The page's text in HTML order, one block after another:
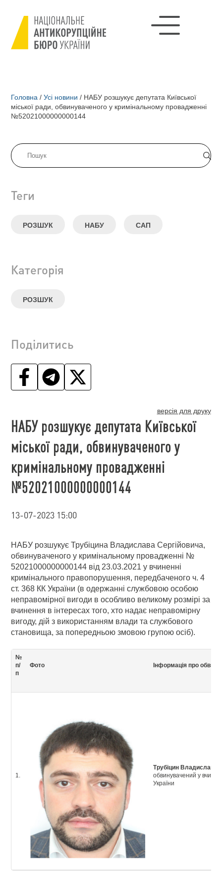
Головна / Усі новини / НАБУ розшукує депутата Київської
міської ради, обвинуваченого у кримінальному провадженні
№52021000000000144
Теги
РОЗШУК НАБУ САП
Категорія
РОЗШУК
Поділитись
версія для друку
НАБУ розшукує депутата Київської
міської ради, обвинуваченого у
кримінальному провадженні
№52021000000000144
13-07-2023 15:00
НАБУ розшукує Трубіцина Владислава Сергійовича,
обвинуваченого у кримінальному провадженні №
52021000000000144 від 23.03.2021 у вчиненні
кримінального правопорушення, передбаченого ч. 4
ст. 368 КК України (в одержанні службовою особою
неправомірної вигоди в особливо великому розмірі за
вчинення в інтересах того, хто надає неправомірну
вигоду, дій з використанням влади та службового
становища, за попередньою змовою групою осіб).
№
п/
п
Фото Інформація про
1.
Трубіцин Владислав
обвинувачений у
України